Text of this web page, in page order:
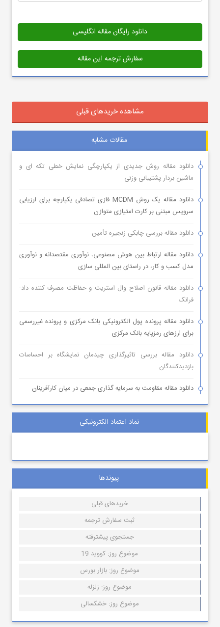
دانلود رایگان مقاله انگلیسی
سفارش ترجمه این مقاله
مشاهده خریدهای قبلی
مقالات مشابه
دانلود مقاله روش جدیدی از یکپارچگی نمایش خطی تکه ای و
ماشین بردار پشتیبانی وزنی
دانلود مقاله یک روش MCDM فازی تصادفی یکپارچه برای ارزیابی
سرویس مبتنی بر کارت امتیازی متوازن
دانلود مقاله بررسی چابکی زنجیره تأمین
دانلود مقاله ارتباط بین هوش مصنوعی، نوآوری مقتصدانه و نوآوری
مدل کسب و کار، در راستای بین المللی سازی
دانلود مقاله قانون اصلاح وال استریت و حفاظت مصرف کننده داد-
فرانک
دانلود مقاله پرونده پول الکترونیکی بانک مرکزی و پرونده غیررسمی
برای ارزهای رمزپایه بانک مرکزی
دانلود مقاله بررسی تاثیرگذاری چیدمان نمایشگاه بر احساسات
بازدیدکنندگان
دانلود مقاله مقاومت به سرمایه گذاری جمعی در میان کارآفرینان
نماد اعتماد الکترونیکی
پیوندها
خریدهای قبلی
ثبت سفارش ترجمه
جستجوی پیشترفته
موضوع روز: کووید 19
موضوع روز: بازار بورس
موضوع روز: زلزله
موضوع روز: خشکسالی